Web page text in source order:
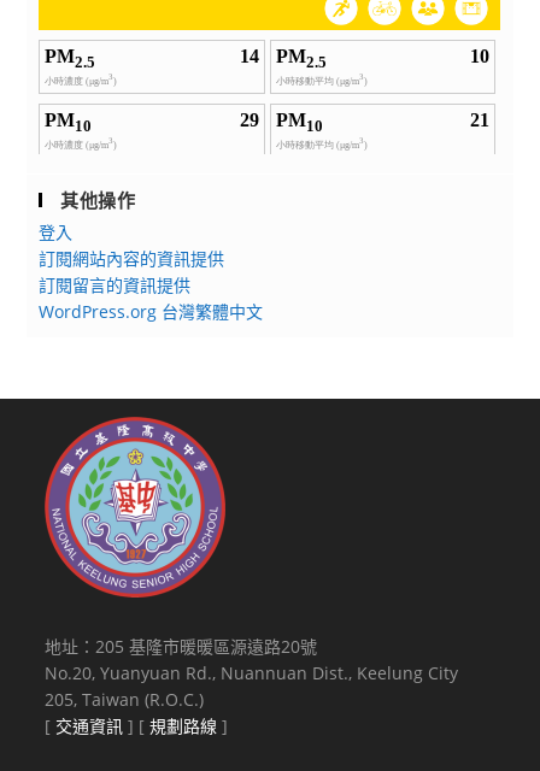
其他操作
登入
訂閱網站內容的資訊提供
訂閱留言的資訊提供
WordPress.org 台灣繁體中文
地址：205 基隆市暖暖區源遠路20號
No.20, Yuanyuan Rd., Nuannuan Dist., Keelung City
205, Taiwan (R.O.C.)
[ 交通資訊 ] [規劃路線 ]